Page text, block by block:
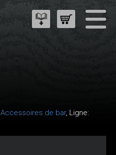
Accessoires de bar, Ligne: